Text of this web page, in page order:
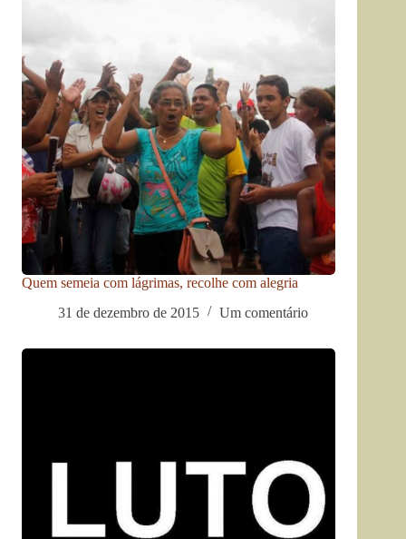
Quem semeia com lágrimas, recolhe com alegria
31 de dezembro de 2015
Um comentário